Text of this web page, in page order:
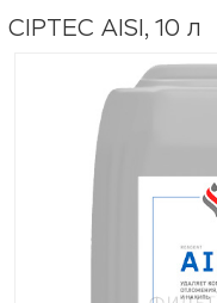
CIPTEC AISI, 10 л